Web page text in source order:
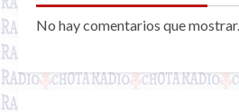
No hay comentarios que mostrar.